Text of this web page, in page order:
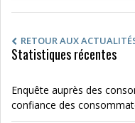
RETOUR AUX
Statistiques récentes
Enquête auprès des
confiance des